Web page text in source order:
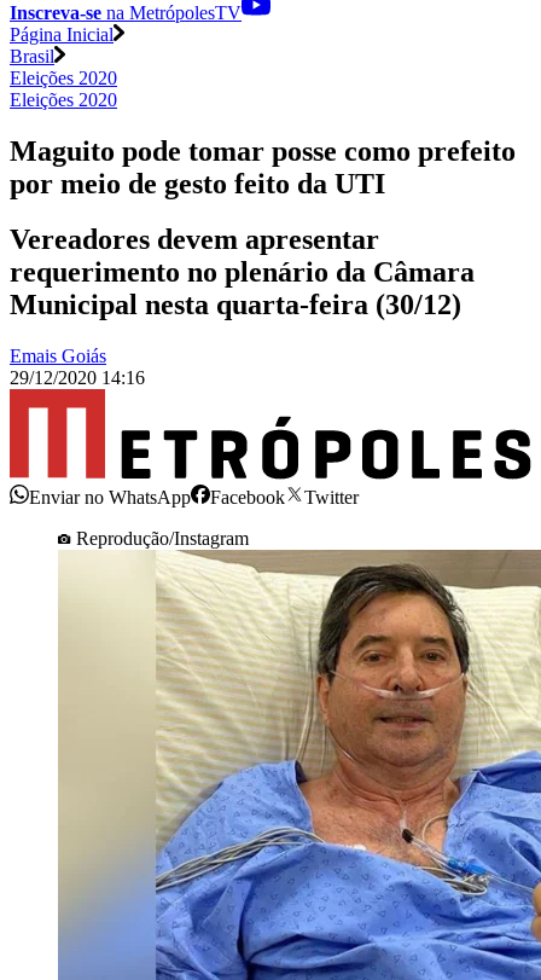
Inscreva-se na MetrópolesTV
Página Inicial
Brasil
Eleições 2020
Eleições 2020
Maguito pode tomar posse como prefeito
por meio de gesto feito da UTI
Vereadores devem apresentar
requerimento no plenário da Câmara
Municipal nesta quarta-feira (30/12)
Emais Goiás
29/12/2020 14:16
Enviar no WhatsApp Facebook
Twitter
Reprodução/Instagram